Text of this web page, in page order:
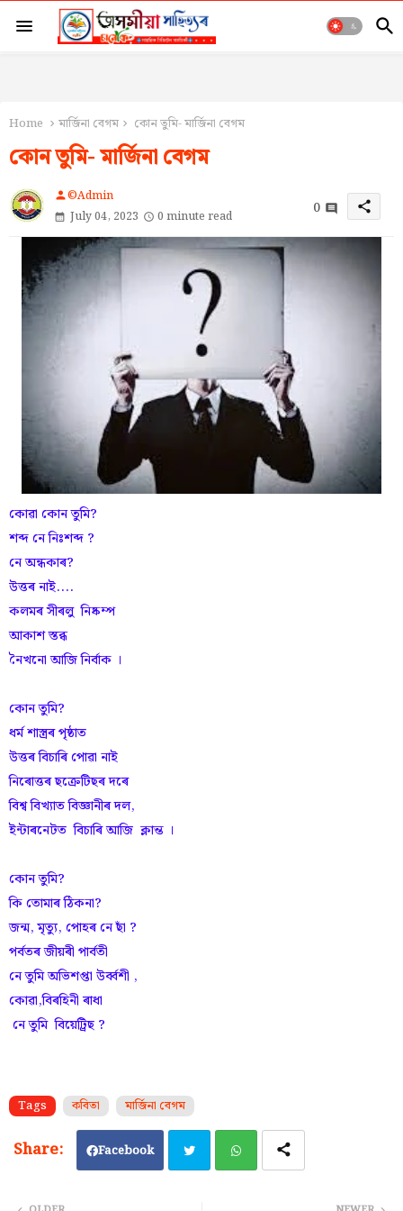
Home মাৰ্জিনা বেগম কোন তুমি- মাৰ্জিনা বেগম
কোন তুমি- মাৰ্জিনা বেগম
person©Admin
July 04, 2023
0 minute read 0 share
কোৱা কোন তুমি?
শব্দ নে নিঃশব্দ ?
নে অন্ধকাৰ?
উত্তৰ নাই....
কলমৰ সীৰলু নিষ্কম্প
আকাশ স্তব্ধ
নৈখনো আজি নির্বাক ।
কোন তুমি?
ধৰ্ম শাস্ত্ৰৰ পৃষ্ঠাত
উত্তৰ বিচাৰি পোৱা নাই
নিৰোত্তৰ ছক্রেটিছৰ দৰে
বিশ্ব বিখ্যাত বিজ্ঞানীৰ দল,
ইন্টাৰনেটত বিচাৰি আজি ক্লান্ত ।
কোন তুমি?
কি তোমাৰ ঠিকনা?
জন্ম, মৃত্যু, পোহৰ নে ছাঁ ?
পৰ্বতৰ জীয়ৰী পাৰ্বতী
নে তুমি অভিশপ্তা উৰ্ব্বশী ,
কোৱা,বিৰহিনী ৰাধা
নে তুমি বিয়েট্ৰিছ ?
Tags কবিতা মাৰ্জিনা বেগম
Facebook